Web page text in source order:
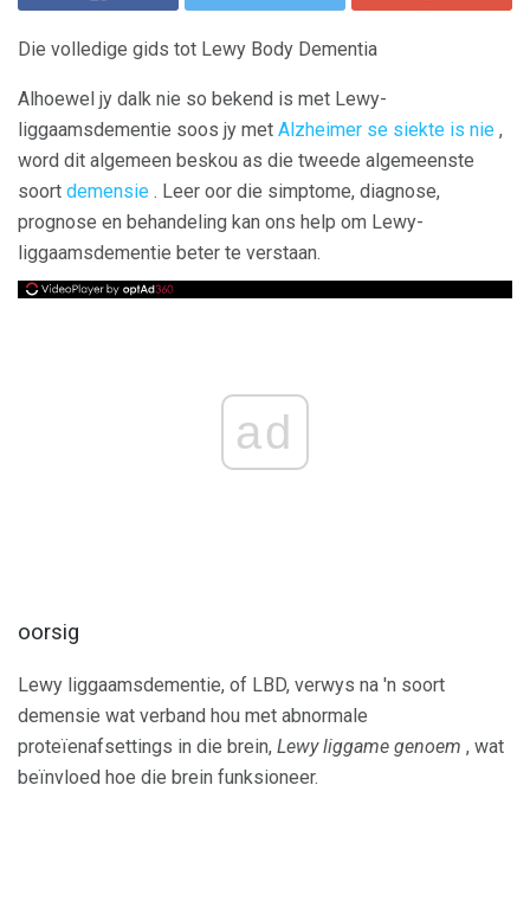
Die volledige gids tot Lewy Body Dementia
Alhoewel jy dalk nie so bekend is met Lewy-
liggaamsdementie soos jy met Alzheimer se siekte is nie ,
word dit algemeen beskou as die tweede algemeenste
soort demensie . Leer oor die simptome, diagnose,
prognose en behandeling kan ons help om Lewy-
liggaamsdementie beter te verstaan.
ad
oorsig
Lewy liggaamsdementie, of LBD, verwys na 'n soort
demensie wat verband hou met abnormale
proteïenafsettings in die brein, Lewy liggame genoem , wat
beïnvloed hoe die brein funksioneer.